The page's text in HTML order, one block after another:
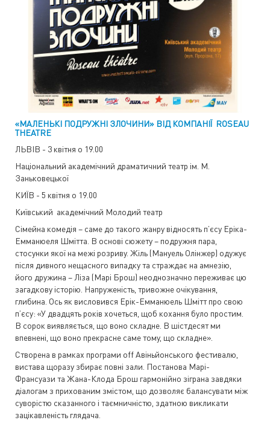
«МАЛЕНЬКІ ПОДРУЖНІ ЗЛОЧИНИ» ВІД КОМПАНІЇ ROSEAU
THEATRE
ЛЬВІВ - 3 квітня о 19.00
Національний академічний драматичний театр ім. М.
Заньковецької
КИЇВ - 5 квітня о 19.00
Київський академічний Молодий театр
Cімейна комедія – саме до такого жанру відносять п’єсу Еріка-
Емманюеля Шмітта. В основі сюжету – подружня пара,
стосунки якої на межі розриву. Жіль (Мануель Олінжер) одужує
після дивного нещасного випадку та страждає на амнезію,
його дружина – Ліза (Марі Брош) неоднозначно переживає цю
загадкову історію. Напруженість, тривожне очікування,
глибина. Ось як висловився Ерік-Емманюель Шмітт про свою
п’єсу: «У двадцять років хочеться, щоб кохання було простим.
В сорок виявляється, що воно складне. В шістдесят ми
впевнені, що воно прекрасне саме тому, що складне».
Створена в рамках програми off Авіньйонського фестивалю,
вистава щоразу збирає повні зали. Постанова Марі-
Франсуази та Жана-Клода Брош гармонійно зіграна завдяки
діалогам з прихованим змістом, що дозволяє балансувати між
суворістю сказанного і таємничністю, здатною викликати
зацікавленість глядача.